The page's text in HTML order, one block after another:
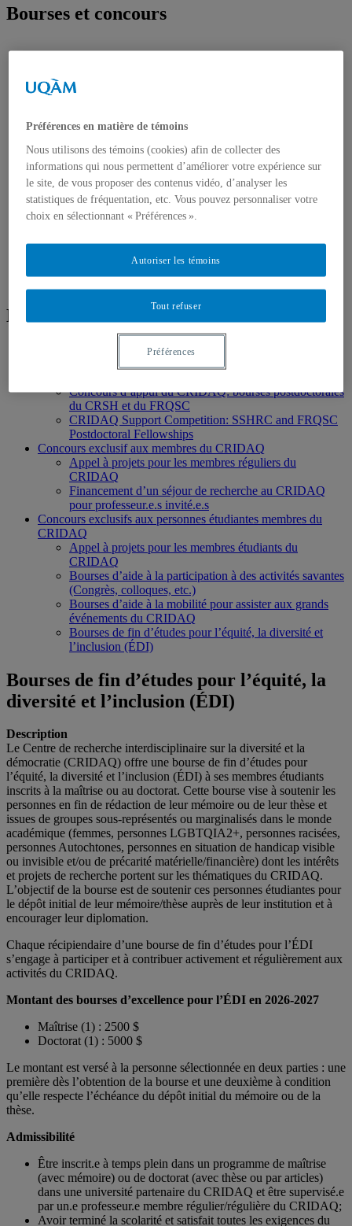
Bourses et concours
Bourses et concours
Concours de stage postdoctoral
Concours de stage postdoctoral du CRIDAQ
Concours d’appui du CRIDAQ: bourses postdoctorales
du CRSH et du FRQSC
CRIDAQ Support Competition: SSHRC and FRQSC
Postdoctoral Fellowships
Concours exclusif aux membres du CRIDAQ
Appel à projets pour les membres réguliers du
CRIDAQ
Financement d’un séjour de recherche au CRIDAQ
pour professeur.e.s invité.e.s
Concours exclusifs aux personnes étudiantes membres du
CRIDAQ
Appel à projets pour les membres étudiants du
CRIDAQ
Bourses d’aide à la participation à des activités savantes
(Congrès, colloques, etc.)
Bourses d’aide à la mobilité pour assister aux grands
événements du CRIDAQ
Bourses de fin d’études pour l’équité, la diversité et
l’inclusion (ÉDI)
Bourses de fin d’études pour l’équité, la
diversité et l’inclusion (ÉDI)
Description
Le Centre de recherche interdisciplinaire sur la diversité et la
démocratie (CRIDAQ) offre une bourse de fin d’études pour
l’équité, la diversité et l’inclusion (ÉDI) à ses membres étudiants
inscrits à la maîtrise ou au doctorat. Cette bourse vise à soutenir les
personnes en fin de rédaction de leur mémoire ou de leur thèse et
issues de groupes sous-représentés ou marginalisés dans le monde
académique (femmes, personnes LGBTQIA2+, personnes racisées,
personnes Autochtones, personnes en situation de handicap visible
ou invisible et/ou de précarité matérielle/financière) dont les intérêts
et projets de recherche portent sur les thématiques du CRIDAQ.
L’objectif de la bourse est de soutenir ces personnes étudiantes pour
le dépôt initial de leur mémoire/thèse auprès de leur institution et à
encourager leur diplomation.
Chaque récipiendaire d’une bourse de fin d’études pour l’ÉDI
s’engage à participer et à contribuer activement et régulièrement aux
activités du CRIDAQ.
Montant des bourses d’excellence pour l’ÉDI en 2026-2027
Maîtrise (1) : 2500 $
Doctorat (1) : 5000 $
Le montant est versé à la personne sélectionnée en deux parties : une
première dès l’obtention de la bourse et une deuxième à condition
qu’elle respecte l’échéance du dépôt initial du mémoire ou de la
thèse.
Admissibilité
Être inscrit.e à temps plein dans un programme de maîtrise
(avec mémoire) ou de doctorat (avec thèse ou par articles)
dans une université partenaire du CRIDAQ et être supervisé.e
par un.e professeur.e membre régulier/régulière du CRIDAQ;
Avoir terminé la scolarité et satisfait toutes les exigences du
Préférences en matière de témoins
Nous utilisons des témoins (cookies) afin de collecter des
informations qui nous permettent d’améliorer votre expérience sur
le site, de vous proposer des contenus vidéo, d’analyser les
statistiques de fréquentation, etc. Vous pouvez personnaliser votre
choix en sélectionnant « Préférences ».
Tout refuser
Autoriser les témoins
Préférences